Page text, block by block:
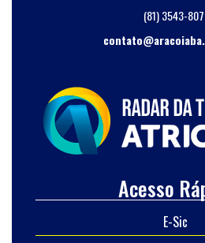
(81) 3543-
Acesso
E-Sic